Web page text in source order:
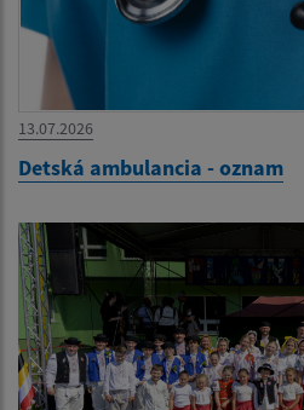
13.07.2026
Detská ambulancia - oznam